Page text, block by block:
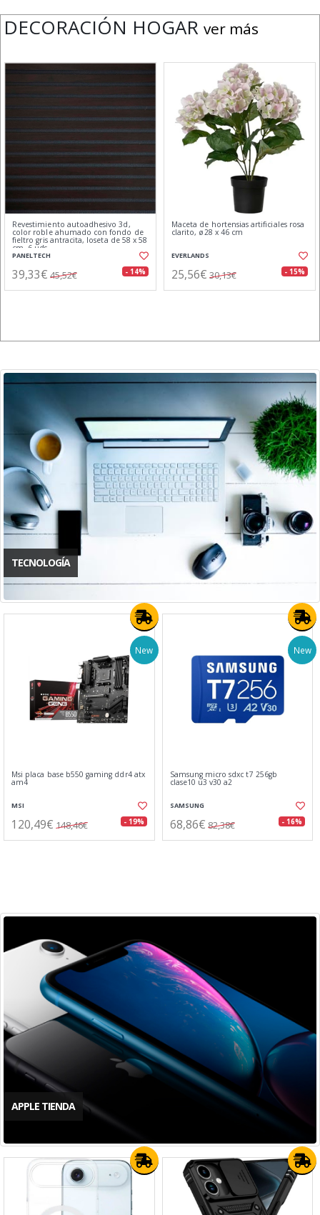
DECORACIÓN HOGAR ver más
Revestimiento autoadhesivo 3d,
color roble ahumado con fondo de
fieltro gris antracita, loseta de 58 x 58
cm, 6 uds
PANELTECH
39,33€ 45,52€ - 14%
Maceta de hortensias artificiales rosa
clarito, ø28 x 46 cm
EVERLANDS
25,56€ 30,13€ - 15%
TECNOLOGÍA
New
Msi placa base b550 gaming ddr4 atx
am4
MSI
120,49€ 148,46€ - 19%
New
Samsung micro sdxc t7 256gb
clase10 u3 v30 a2
SAMSUNG
68,86€ 82,38€ - 16%
APPLE TIENDA